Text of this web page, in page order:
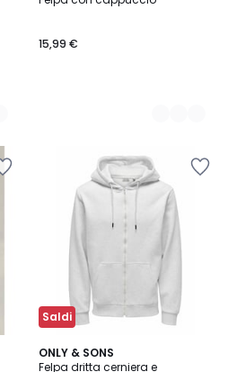
15,99 €
Colori
Saldi
ONLY & SONS
Felpa dritta cerniera e
4,8
/ 5
2